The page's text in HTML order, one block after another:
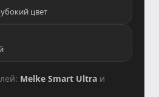
цвет
Melke Smart Ultra и